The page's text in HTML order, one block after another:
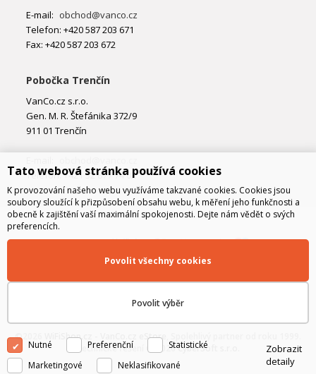
E-mail: obchod@vanco.cz
Telefon: +420 587 203 671
Fax: +420 587 203 672
Pobočka Trenčín
VanCo.cz s.r.o.
Gen. M. R. Štefánika 372/9
911 01 Trenčín
Telefon: +421 32 877 74 02
©2026 WiFiShop.cz - VanCo.cz eStore
Technické řešení © 2026CyberSoft s.r.o.
Tato webová stránka používá cookies
K provozování našeho webu využíváme takzvané cookies. Cookies jsou
soubory sloužící k přizpůsobení obsahu webu, k měření jeho funkčnosti a
obecně k zajištění vaší maximální spokojenosti. Dejte nám vědět o svých
preferencích.
Povolit výběr
Povolit všechny cookies
Nutné Preferenční
Statistické
Marketingové
Neklasifikované
Zobrazit
detaily